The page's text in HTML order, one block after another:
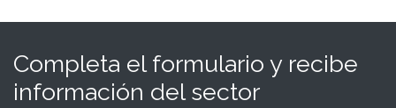
Completa el formulario y recibe
información del sector